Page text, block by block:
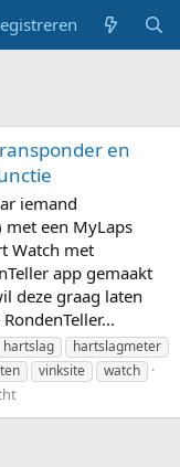
en
iemand
een MyLaps
Watch met
app gemaakt
deze graag laten
hartslag
hartslagmeter
vinksite watch